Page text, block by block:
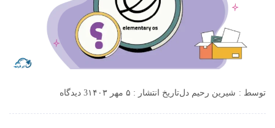
توسط : شیرین رحیم دلتاریخ انتشار : ۵ مهر ۱۴۰۳ 3 دیدگاه